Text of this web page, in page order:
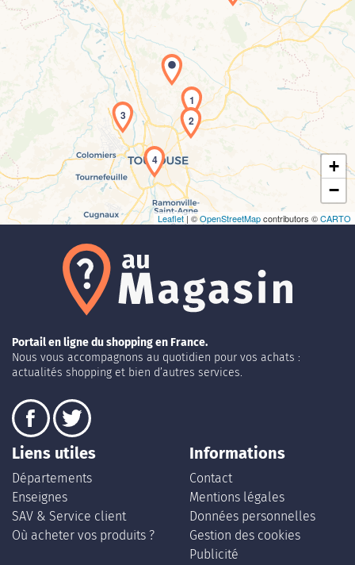
Chargement de la carte en cours...
1
2
3
4
+
−
Leaflet| ©OpenStreetMapcontributors ©CARTO
Portail en ligne du shopping en France.
Nous vous accompagnons au quotidien pour vos achats :
actualités shopping et bien d’autres services.
Liens utiles
Départements
Enseignes
SAV & Service client
Où acheter vos produits ?
Informations
Contact
Mentions légales
Données personnelles
Gestion des cookies
Publicité